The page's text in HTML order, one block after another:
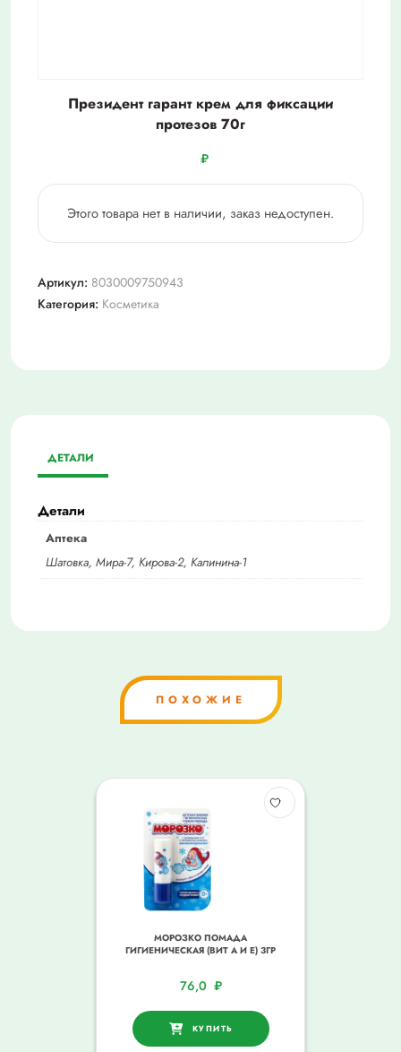
Президент гарант крем для фиксации
протезов 70г
₽
Этого товара нет в наличии, заказ недоступен.
Артикул: 8030009750943
Категория: Косметика
ДЕТАЛИ
Детали
Аптека
Шатовка, Мира-7, Кирова-2, Калинина-1
ПОХОЖИЕ
МОРОЗКО ПОМАДА
ГИГИЕНИЧЕСКАЯ (ВИТ А И Е) 3ГР
76,0 ₽
КУПИТЬ